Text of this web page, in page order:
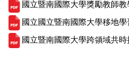
國立暨南國際大學獎勵教師
國立國立暨南國際大學移地
國立暨南國際大學跨領域共